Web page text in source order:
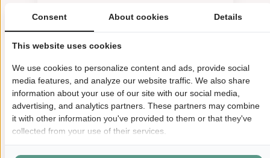
Samen met jou maakt ze een keuze uit
de mooiste stoffen, van luxe
ontwerpers Pierre Frey, Manuel
Canovas en Jim Thompson, stoffen uit
landen van het Afrikaanse continent of
zijden Ika’s uit Oezbekistan. Ook in
biesjes en voeringen kun je eindeloos
variëren en personaliseren. Zo stopt ze
evenveel liefde in het maken van jouw
Consent About cookies Details
This website uses cookies
We use cookies to personalize content and ads, provide social
media features, and analyze our website traffic. We also share
information about your use of our site with our social media,
advertising, and analytics partners. These partners may combine
it with other information you've provided to them or that they've
collected from your use of their services.